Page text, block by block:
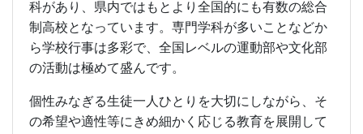
科があり、県内ではもとより全国的にも有数の総合
制高校となっています。専門学科が多いことなどか
ら学校行事は多彩で、全国レベルの運動部や文化部
の活動は極めて盛んです。
個性みなぎる生徒一人ひとりを大切にしながら、そ
の希望や適性等にきめ細かく応じる教育を展開して